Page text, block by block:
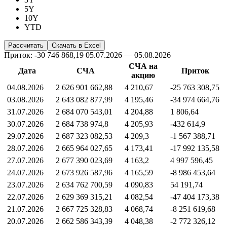
5Y
10Y
YTD
Приток: -30 746 868,19 05.07.2026 — 05.08.2026
Дата
СЧА
СЧА на
акцию
Приток
04.08.2026
2 626 901 662,88 4 210,67
-25 763 308,75
03.08.2026
2 643 082 877,99 4 195,46
-34 974 664,76
31.07.2026
2 684 070 543,01 4 204,88
1 806,64
30.07.2026
2 684 738 974,8 4 205,93
-432 614,9
29.07.2026
2 687 323 082,53 4 209,3
-1 567 388,71
28.07.2026
2 665 964 027,65 4 173,41
-17 992 135,58
27.07.2026
2 677 390 023,69 4 163,2
4 997 596,45
24.07.2026
2 673 926 587,96 4 165,59
-8 986 453,64
23.07.2026
2 634 762 700,59 4 090,83
54 191,74
22.07.2026
2 629 369 315,21 4 082,54
-47 404 173,38
21.07.2026
2 667 725 328,83 4 068,74
-8 251 619,68
20.07.2026
2 662 586 343,39 4 048,38
-2 772 326,12